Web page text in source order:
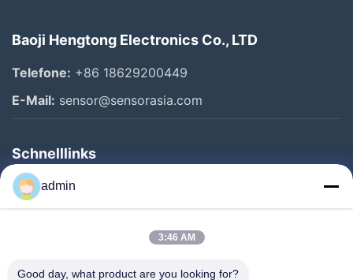
Baoji Hengtong Electronics Co., LTD
Telefone: +86 18629200449
E-Mail: sensor@sensorasia.com
Schnelllinks
Haus
Produkte
Über Uns
admin
3:46 AM
Good day, what product are you looking for?